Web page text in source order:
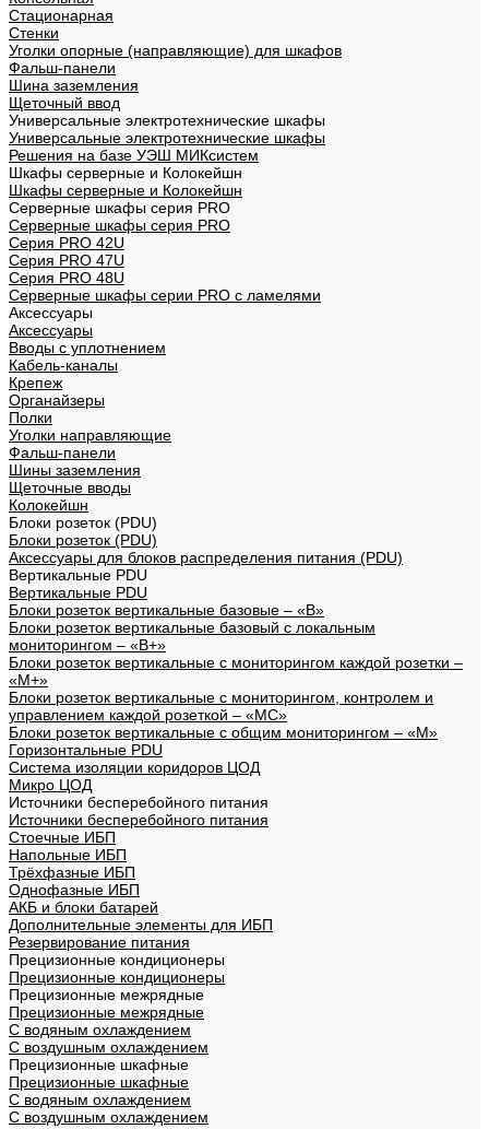
Стационарная
Стенки
Уголки опорные (направляющие) для шкафов
Фальш-панели
Шина заземления
Щеточный ввод
Универсальные электротехнические шкафы
Универсальные электротехнические шкафы
Решения на базе УЭШ МИКсистем
Шкафы серверные и Колокейшн
Шкафы серверные и Колокейшн
Серверные шкафы серия PRO
Серверные шкафы серия PRO
Серия PRO 42U
Серия PRO 47U
Серия PRO 48U
Серверные шкафы серии PRO с ламелями
Аксессуары
Аксессуары
Вводы с уплотнением
Кабель-каналы
Крепеж
Органайзеры
Полки
Уголки направляющие
Фальш-панели
Шины заземления
Щеточные вводы
Колокейшн
Блоки розеток (PDU)
Блоки розеток (PDU)
Аксессуары для блоков распределения питания (PDU)
Вертикальные PDU
Вертикальные PDU
Блоки розеток вертикальные базовые – «В»
Блоки розеток вертикальные базовый с локальным
мониторингом – «В+»
Блоки розеток вертикальные с мониторингом каждой розетки –
«М+»
Блоки розеток вертикальные с мониторингом, контролем и
управлением каждой розеткой – «МС»
Блоки розеток вертикальные с общим мониторингом – «М»
Горизонтальные PDU
Система изоляции коридоров ЦОД
Микро ЦОД
Источники бесперебойного питания
Источники бесперебойного питания
Стоечные ИБП
Напольные ИБП
Трёхфазные ИБП
Однофазные ИБП
АКБ и блоки батарей
Дополнительные элементы для ИБП
Резервирование питания
Прецизионные кондиционеры
Прецизионные кондиционеры
Прецизионные межрядные
Прецизионные межрядные
С водяным охлаждением
С воздушным охлаждением
Прецизионные шкафные
Прецизионные шкафные
С водяным охлаждением
С воздушным охлаждением